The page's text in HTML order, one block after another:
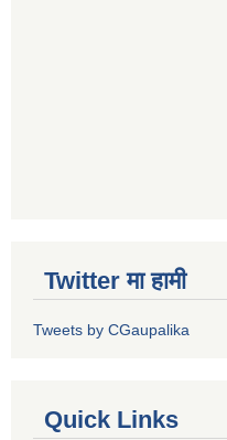
Twitter मा हामी
Tweets by CGaupalika
Quick Links